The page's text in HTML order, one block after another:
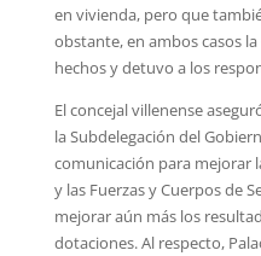
en vivienda, pero que
obstante, en ambos casos
hechos y detuvo a los
El concejal villenense
la Subdelegación del
comunicación para mejorar
y las Fuerzas y Cuerpos de
mejorar aún más los
dotaciones. Al respecto,